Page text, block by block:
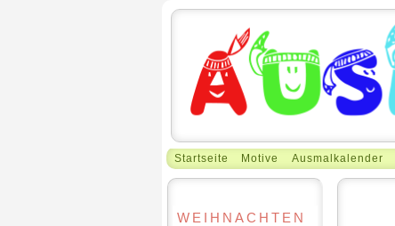
Startseite Motive Ausmalkalender
WEIHNACHTEN